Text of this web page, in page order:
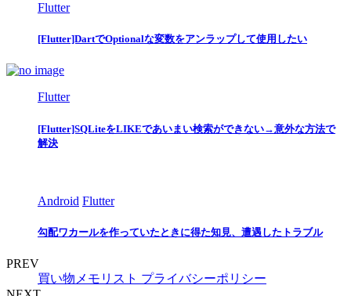
Flutter
[Flutter]DartでOptionalな変数をアンラップして使用したい
Flutter
[Flutter]SQLiteをLIKEであいまい検索ができない→意外な方法で
解決
Android Flutter
勾配ワカールを作っていたときに得た知見、遭遇したトラブル
PREV
買い物メモリスト プライバシーポリシー